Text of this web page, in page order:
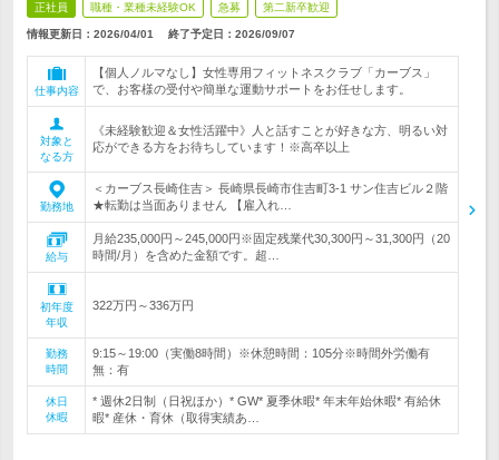
正社員 職種・業種未経験OK 急募 第二新卒歓迎
情報更新日：2026/04/01 終了予定日： 2026/09/07
仕事内容
【個人ノルマなし】女性専用フィットネスクラブ「カーブス」
で、お客様の受付や簡単な運動サポートをお任せします。
対象と
なる方
《未経験歓迎＆女性活躍中》人と話すことが好きな方、明るい対
応ができる方をお待ちしています！※高卒以上
勤務地
＜カーブス長崎住吉＞ 長崎県長崎市住吉町3-1 サン住吉ビル２階
★転勤は当面ありません 【雇入れ…
給与
月給235,000円～245,000円※固定残業代30,300円～31,300円（20
時間/月）を含めた金額です。超…
初年度
年収
322万円～336万円
勤務
時間
9:15～19:00（実働8時間）※休憩時間：105分※時間外労働有
無：有
休日
休暇
* 週休2日制（日祝ほか）* GW* 夏季休暇* 年末年始休暇* 有給休
暇* 産休・育休（取得実績あ…